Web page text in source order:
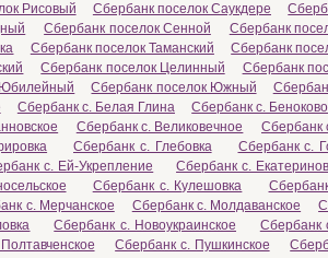
Рисовый Сбербанк поселок Саукдере
Сбербанк поселок Сенной Сбербанк
Сбербанк поселок Таманский Сбербанк
Сбербанк поселок Целинный Сбербанк
Сбербанк поселок Южный
Сбербанк с. Белая Глина Сбербанк с. Беноково
Сбербанк с. Великовечное Сбербанк
Сбербанк с. Глебовка Сбербанк с.
с. Ей-Укрепление Сбербанк с.
Сбербанк с. Кулешовка
с. Мерчанское Сбербанк с. Молдаванское
Сбербанк с. Новоукраинское Сбербанк
Сбербанк с. Пушкинское